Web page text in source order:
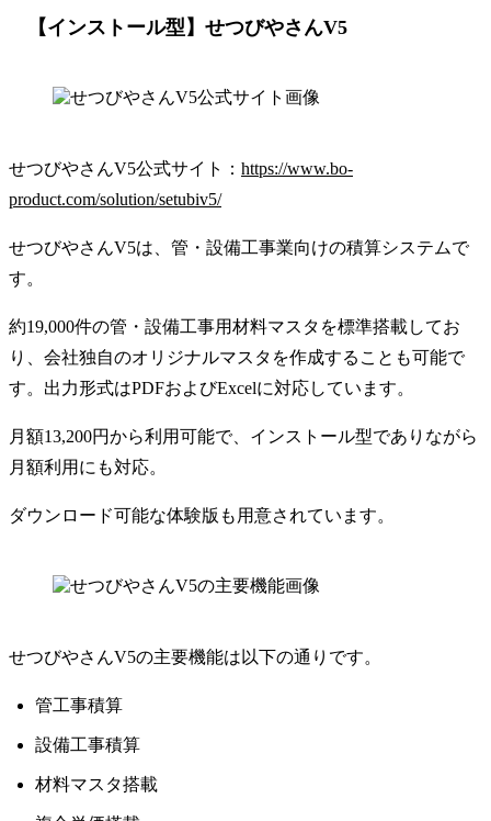
【インストール型】せつびやさんV5
せつびやさんV5公式サイト： https://www.bo-
product.com/solution/setubiv5/
せつびやさんV5は、管・設備工事業向けの積算システムで
す。
約19,000件の管・設備工事用材料マスタを標準搭載してお
り、会社独自のオリジナルマスタを作成することも可能で
す。出力形式はPDFおよびExcelに対応しています。
月額13,200円から利用可能で、インストール型でありながら
月額利用にも対応。
ダウンロード可能な体験版も用意されています。
せつびやさんV5の主要機能は以下の通りです。
管工事積算
設備工事積算
材料マスタ搭載